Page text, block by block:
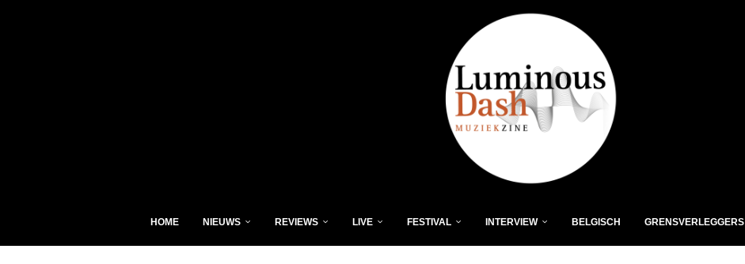
HOME NIEUWS REVIEWS LIVE FESTIVAL INTERVIEW BELGISCH GRENSVERLEGGERS